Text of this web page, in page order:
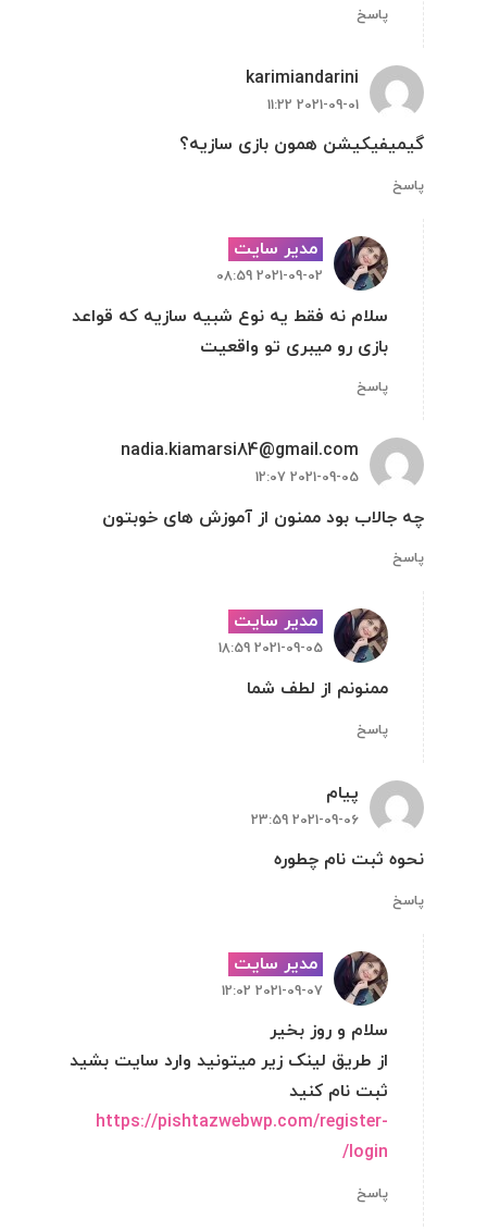
پاسخ
karimiandarini
2021-09-01 11:22
گیمیفیکیشن همون بازی سازیه؟
پاسخ
مدیر سایت
2021-09-02 08:59
سلام نه فقط یه نوع شبیه سازیه که قواعد
بازی رو میبری تو واقعیت
پاسخ
nadia.kiamarsi84@gmail.com
2021-09-05 12:07
چه جالاب بود ممنون از آموزش های خوبتون
پاسخ
مدیر سایت
2021-09-05 18:59
ممنونم از لطف شما
پاسخ
پیام
2021-09-06 23:59
نحوه ثبت نام چطوره
پاسخ
مدیر سایت
2021-09-07 12:02
سلام و روز بخیر
از طریق لینک زیر میتونید وارد سایت بشید
ثبت نام کنید
https://pishtazwebwp.com/register-
login/
پاسخ